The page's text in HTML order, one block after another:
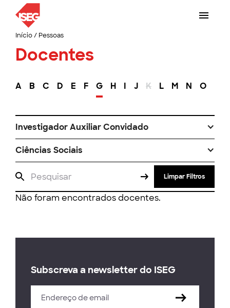
Início/ Pessoas
Docentes
A B C D E F G H I J K L M N O
Investigador Auxiliar Convidado
Ciências Sociais
Limpar Filtros
Não foram encontrados docentes.
Subscreva a newsletter do ISEG